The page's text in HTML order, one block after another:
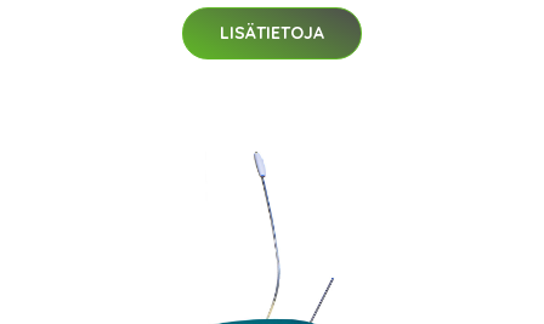
LISÄTIETOJA